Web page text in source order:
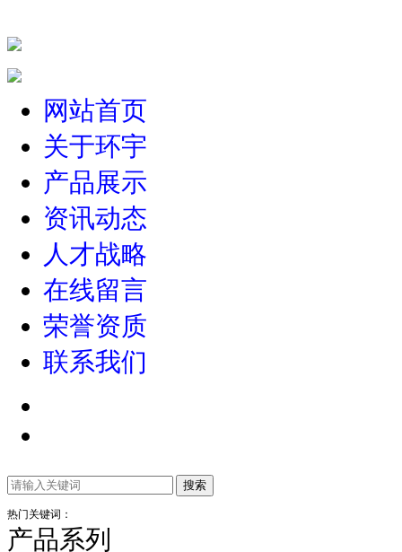
网站首页
关于环宇
产品展示
资讯动态
人才战略
在线留言
荣誉资质
联系我们
热门关键词：
产品系列